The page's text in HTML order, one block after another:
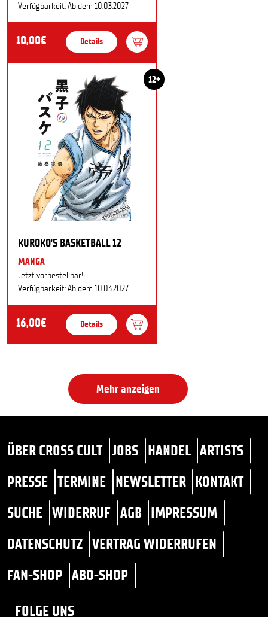
Verfügbarkeit: Ab dem 10.03.2027
10,00€ Details
12+
KUROKO'S BASKETBALL 12
MANGA
Jetzt vorbestellbar!
Verfügbarkeit: Ab dem 10.03.2027
16,00€ Details
Mehr anzeigen
ÜBER CROSS CULT JOBS HANDEL ARTISTS
PRESSE TERMINE NEWSLETTER KONTAKT
SUCHE WIDERRUF AGB IMPRESSUM
DATENSCHUTZ VERTRAG WIDERRUFEN
FAN-SHOP ABO-SHOP
FOLGE UNS